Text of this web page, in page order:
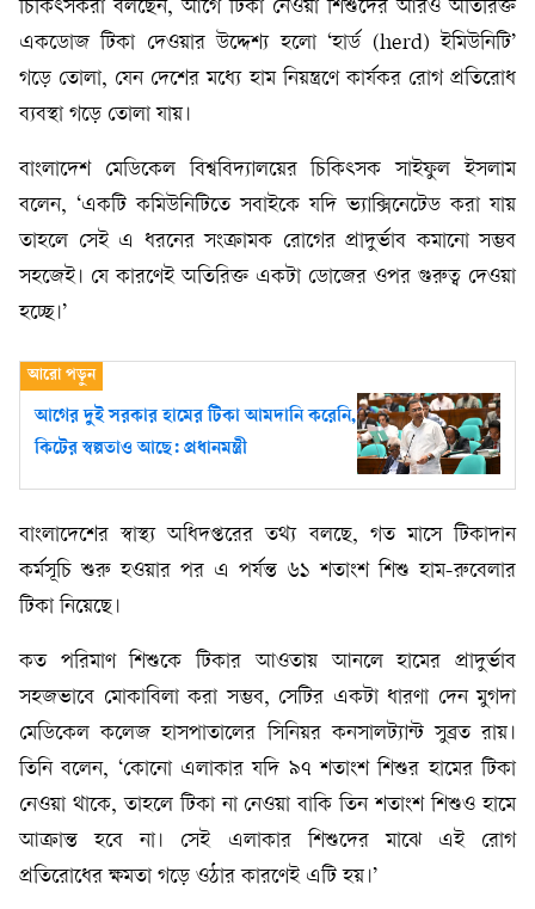
চিকিৎসকরা বলছেন, আগে টিকা নেওয়া শিশুদের আরও অতিরিক্ত
একডোজ টিকা দেওয়ার উদ্দেশ্য হলো ‘হার্ড (herd) ইমিউনিটি’
গড়ে তোলা, যেন দেশের মধ্যে হাম নিয়ন্ত্রণে কার্যকর রোগ প্রতিরোধ
ব্যবস্থা গড়ে তোলা যায়।
বাংলাদেশ মেডিকেল বিশ্ববিদ্যালয়ের চিকিৎসক সাইফুল ইসলাম
বলেন, ‘একটি কমিউনিটিতে সবাইকে যদি ভ্যাক্সিনেটেড করা যায়
তাহলে সেই এ ধরনের সংক্রামক রোগের প্রাদুর্ভাব কমানো সম্ভব
সহজেই। যে কারণেই অতিরিক্ত একটা ডোজের ওপর গুরুত্ব দেওয়া
হচ্ছে।’
আগের দুই সরকার হামের টিকা আমদানি করেনি,
কিটের স্বল্পতাও আছে: প্রধানমন্ত্রী
বাংলাদেশের স্বাস্থ্য অধিদপ্তরের তথ্য বলছে, গত মাসে টিকাদান
কর্মসূচি শুরু হওয়ার পর এ পর্যন্ত ৬১ শতাংশ শিশু হাম-রুবেলার
টিকা নিয়েছে।
কত পরিমাণ শিশুকে টিকার আওতায় আনলে হামের প্রাদুর্ভাব
সহজভাবে মোকাবিলা করা সম্ভব, সেটির একটা ধারণা দেন মুগদা
মেডিকেল কলেজ হাসপাতালের সিনিয়র কনসালট্যান্ট সুব্রত রায়।
তিনি বলেন, ‘কোনো এলাকার যদি ৯৭ শতাংশ শিশুর হামের টিকা
নেওয়া থাকে, তাহলে টিকা না নেওয়া বাকি তিন শতাংশ শিশুও হামে
আক্রান্ত হবে না। সেই এলাকার শিশুদের মাঝে এই রোগ
প্রতিরোধের ক্ষমতা গড়ে ওঠার কারণেই এটি হয়।’